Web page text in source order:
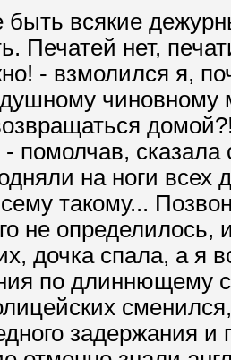
всякие
Печатей нет,
- взмолился я,
помолчав,
на ноги всех
такому...
не
дочка спала, а я
по длиннющему
задержания и